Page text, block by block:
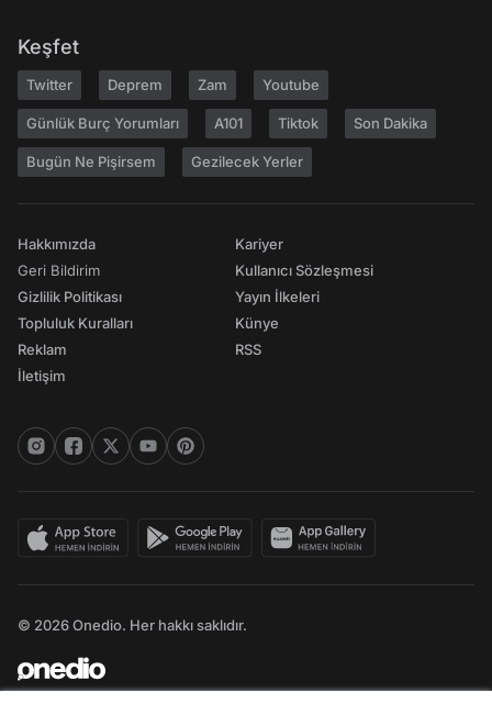
Keşfet
Twitter Deprem Zam Youtube
Günlük Burç Yorumları A101 Tiktok Son Dakika
Bugün Ne Pişirsem Gezilecek Yerler
Hakkımızda
Geri Bildirim
Gizlilik Politikası
Topluluk Kuralları
Reklam
İletişim
Kariyer
Kullanıcı Sözleşmesi
Yayın İlkeleri
Künye
RSS
© 2026 Onedio. Her hakkı saklıdır.